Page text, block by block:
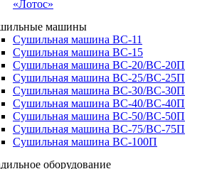
«Лотос»
машины
Сушильная машина ВС-11
Сушильная машина ВС-15
Сушильная машина ВС-20/ВС-20П
Сушильная машина ВС-25/ВС-25П
Сушильная машина ВС-30/ВС-30П
Сушильная машина ВС-40/ВС-40П
Сушильная машина ВС-50/ВС-50П
Сушильная машина ВС-75/ВС-75П
Сушильная машина ВС-100П
оборудование